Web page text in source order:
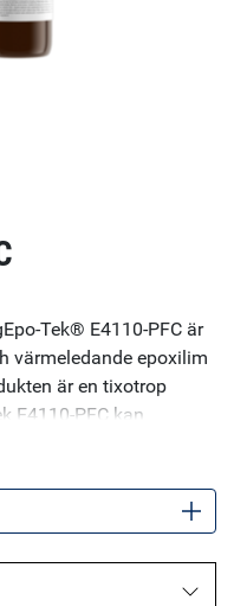
Tek® E4110-PFC är
värmeledande epoxilim
är en tixotrop
E4110-PFC kan